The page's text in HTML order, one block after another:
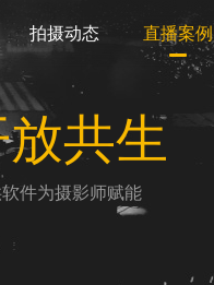
拍摄动态 直播案例
共生
件为摄影师赋能